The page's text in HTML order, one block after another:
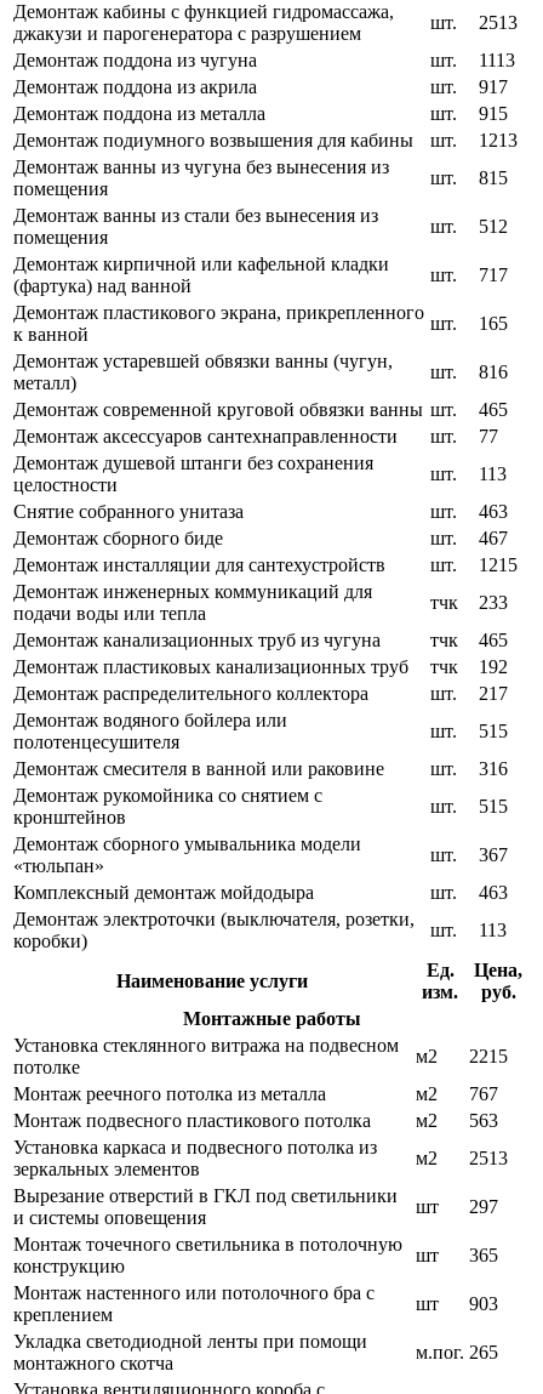
Демонтаж кабины с функцией гидромассажа,
джакузи и парогенератора с разрушением
шт.
2513
Демонтаж поддона из чугуна
шт.
1113
Демонтаж поддона из акрила
шт.
917
Демонтаж поддона из металла
шт.
915
Демонтаж подиумного возвышения для кабины
шт.
1213
Демонтаж ванны из чугуна без вынесения из
помещения
шт.
815
Демонтаж ванны из стали без вынесения из
помещения
шт.
512
Демонтаж кирпичной или кафельной кладки
(фартука) над ванной
шт.
717
Демонтаж пластикового экрана, прикрепленного
к ванной
шт.
165
Демонтаж устаревшей обвязки ванны (чугун,
металл)
шт.
816
Демонтаж современной круговой обвязки ванны шт.
465
Демонтаж аксессуаров сантехнаправленности
шт.
77
Демонтаж душевой штанги без сохранения
целостности
шт.
113
Снятие собранного унитаза
шт.
463
Демонтаж сборного биде
шт.
467
Демонтаж инсталляции для сантехустройств
шт.
1215
Демонтаж инженерных коммуникаций для
подачи воды или тепла
тчк
233
Демонтаж канализационных труб из чугуна
тчк
465
Демонтаж пластиковых канализационных труб
тчк
192
Демонтаж распределительного коллектора
шт.
217
Демонтаж водяного бойлера или
полотенцесушителя
шт.
515
Демонтаж смесителя в ванной или раковине
шт.
316
Демонтаж рукомойника со снятием с
кронштейнов
шт.
515
Демонтаж сборного умывальника модели
«тюльпан»
шт.
367
Комплексный демонтаж мойдодыра
шт.
463
Демонтаж электроточки (выключателя, розетки,
коробки)
шт. 113
Наименование услуги
Ед.
изм.
Цена,
руб.
Монтажные работы
Установка стеклянного витража на подвесном
потолке
м2
2215
Монтаж реечного потолка из металла
м2
767
Монтаж подвесного пластикового потолка
м2
563
Установка каркаса и подвесного потолка из
зеркальных элементов
м2
2513
Вырезание отверстий в ГКЛ под светильники
и системы оповещения
шт
297
Монтаж точечного светильника в потолочную
конструкцию
шт
365
Монтаж настенного или потолочного бра с
креплением
шт
903
Укладка светодиодной ленты при помощи
монтажного скотча
м.пог. 265